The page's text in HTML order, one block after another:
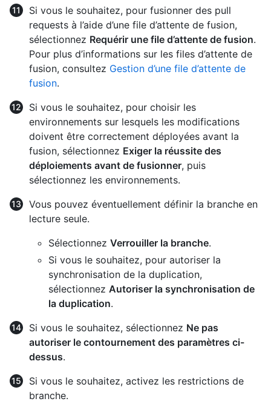
Si vous le souhaitez, pour fusionner des pull
requests à l’aide d’une file d’attente de fusion,
sélectionnez Requérir une file d’attente de fusion.
Pour plus d’informations sur les files d’attente de
fusion, consultez Gestion d’une file d’attente de
fusion.
Si vous le souhaitez, pour choisir les
environnements sur lesquels les modifications
doivent être correctement déployées avant la
fusion, sélectionnez Exiger la réussite des
déploiements avant de fusionner, puis
sélectionnez les environnements.
Vous pouvez éventuellement définir la branche en
lecture seule.
Sélectionnez Verrouiller la branche.
Si vous le souhaitez, pour autoriser la
synchronisation de la duplication,
sélectionnez Autoriser la synchronisation de
la duplication.
Si vous le souhaitez, sélectionnez Ne pas
autoriser le contournement des paramètres ci-
dessus.
Si vous le souhaitez, activez les restrictions de
branche.